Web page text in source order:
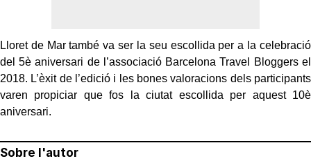
Lloret de Mar també va ser la seu escollida per a la celebració
del 5è aniversari de l’associació Barcelona Travel Bloggers el
2018. L’èxit de l’edició i les bones valoracions dels participants
varen propiciar que fos la ciutat escollida per aquest 10è
aniversari.
Sobre l'autor